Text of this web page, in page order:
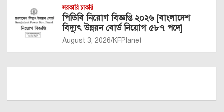
সরকারি চাকরি
পিডিবি নিয়োগ বিজ্ঞপ্তি ২০২৬ [বাংলাদেশ
বিদ্যুৎ উন্নয়ন বোর্ড নিয়োগ ৫৮৭ পদে]
August 3, 2026 KFPlanet